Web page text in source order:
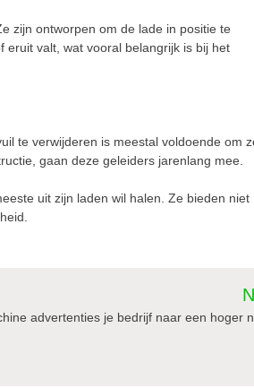
zijn ontworpen om de lade in positie te
eruit valt, wat vooral belangrijk is bij het
te verwijderen is meestal voldoende om
gaan deze geleiders jarenlang mee.
uit zijn laden wil halen. Ze bieden niet
advertenties je bedrijf naar een hoger